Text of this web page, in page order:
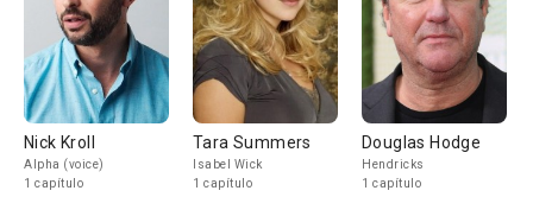
Nick Kroll
Alpha (voice)
1 capítulo
Tara Summers
Isabel Wick
1 capítulo
Douglas Hodge
Hendricks
1 capítulo